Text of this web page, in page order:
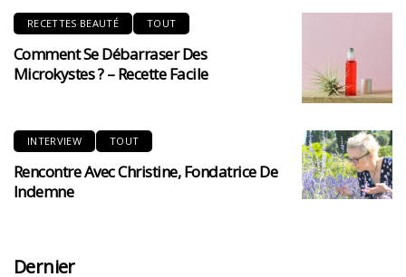
RECETTES BEAUTÉ TOUT
Comment Se Débarraser Des
Microkystes ? – Recette Facile
INTERVIEW TOUT
Rencontre Avec Christine, Fondatrice De
Indemne
Dernier